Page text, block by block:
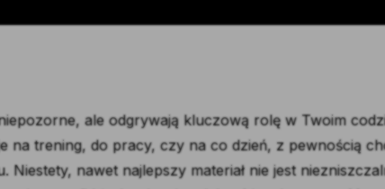
ale odgrywają kluczową rolę w Twoim
na trening, do pracy, czy na co dzień, z pewnością
Niestety, nawet najlepszy materiał nie jest